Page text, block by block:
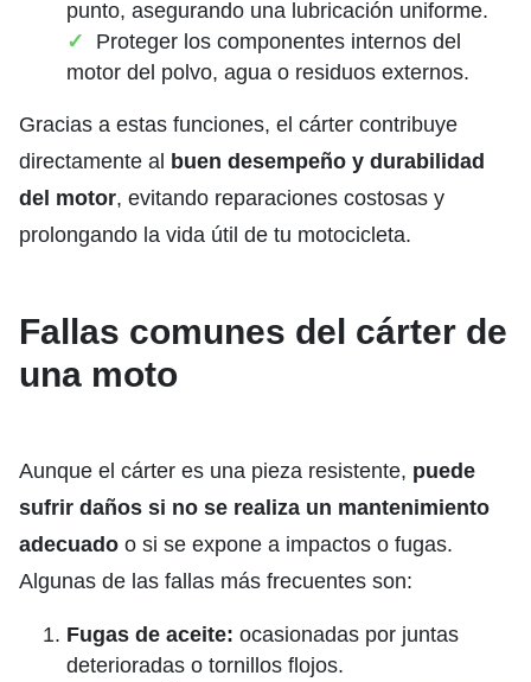
punto, asegurando una lubricación uniforme.
Proteger los componentes internos del
motor del polvo, agua o residuos externos.
Gracias a estas funciones, el cárter contribuye
directamente al buen desempeño y durabilidad
del motor, evitando reparaciones costosas y
prolongando la vida útil de tu motocicleta.
Fallas comunes del cárter de
una moto
Aunque el cárter es una pieza resistente, puede
sufrir daños si no se realiza un mantenimiento
adecuado o si se expone a impactos o fugas.
Algunas de las fallas más frecuentes son:
Fugas de aceite: ocasionadas por juntas
deterioradas o tornillos flojos.